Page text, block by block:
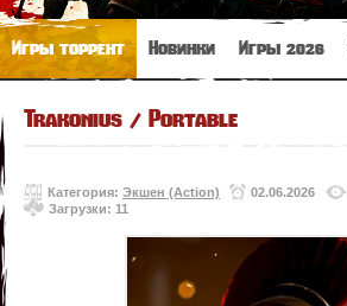
Игры торрент Новинки Игры 2026
Trakonius / Portable
Категория: Экшен (Action) 02.06.2026
Загрузки: 11